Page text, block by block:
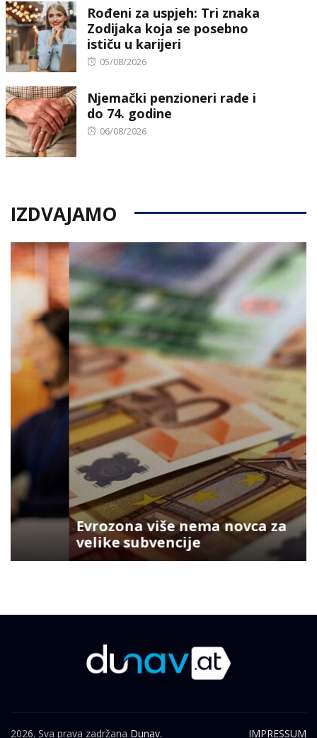
Rođeni za uspjeh: Tri znaka
Zodijaka koja se posebno
ističu u karijeri
Posted
05/08/2026
Njemački penzioneri rade i
do 74. godine
Posted
06/08/2026
IZDVAJAMO
Evrozona više nema novca za
velike subvencije
2026. Sva prava zadržana Dunav. IMPRESSUM